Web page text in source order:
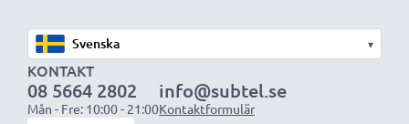
▾
KONTAKT
08 5664 2802
Mån - Fre: 10:00 - 21:00
info@subtel.se
Kontaktformulär